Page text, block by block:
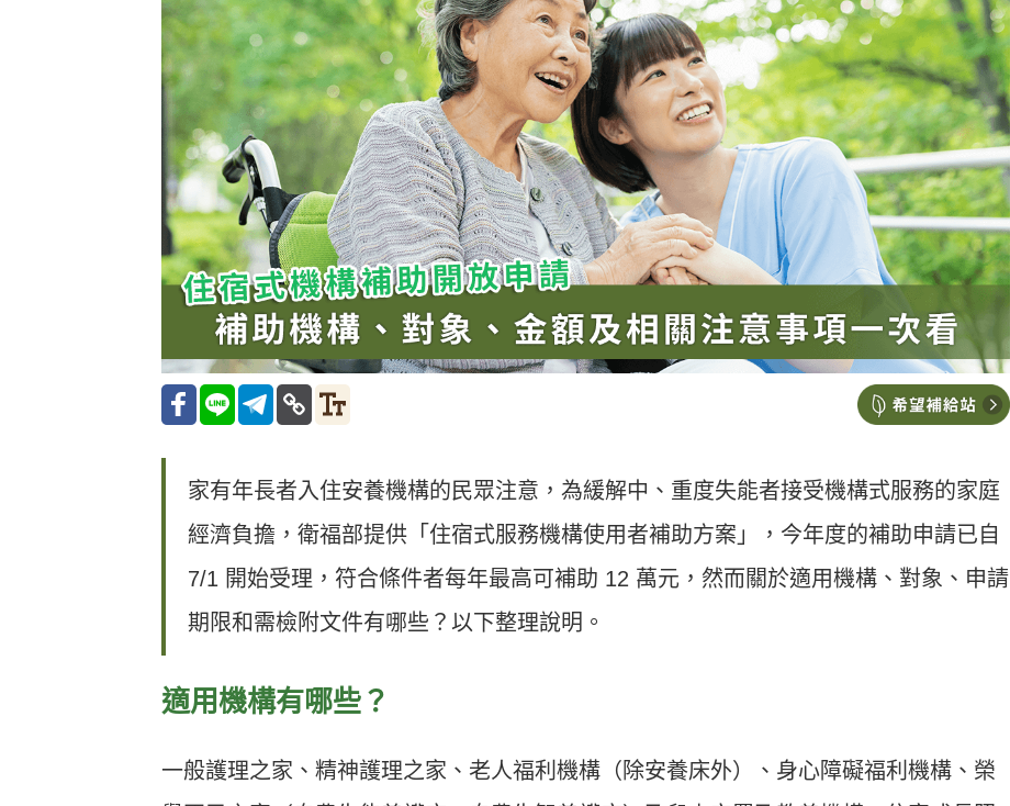
家有年長者入住安養機構的民眾注意，為緩解中、重度失能者接受機構式服務的家庭
經濟負擔，衛福部提供「住宿式服務機構使用者補助方案」，今年度的補助申請已自
7/1 開始受理，符合條件者每年最高可補助 12 萬元，然而關於適用機構、對象、申請
期限和需檢附文件有哪些？以下整理說明。
適用機構有哪些？
一般護理之家、精神護理之家、老人福利機構（除安養床外）、身心障礙福利機構、榮